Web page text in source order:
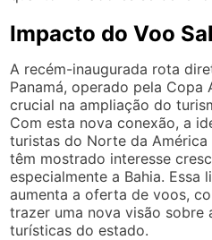
Impacto do Voo
A recém-inaugurada rota
Panamá, operado pela Copa
crucial na ampliação do
Com esta nova conexão, a
turistas do Norte da
têm mostrado interesse
especialmente a Bahia. Essa
aumenta a oferta de voos,
trazer uma nova visão sobre
turísticas do estado.